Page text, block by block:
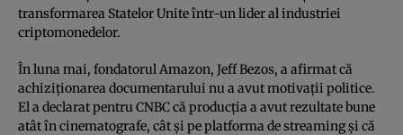
transformarea Statelor Unite într-un lider al industriei
criptomonedelor.
În luna mai, fondatorul Amazon, Jeff Bezos, a afirmat că
achiziționarea documentarului nu a avut motivații politice.
El a declarat pentru CNBC că producția a avut rezultate bune
atât în cinematografe, cât și pe platforma de streaming și că